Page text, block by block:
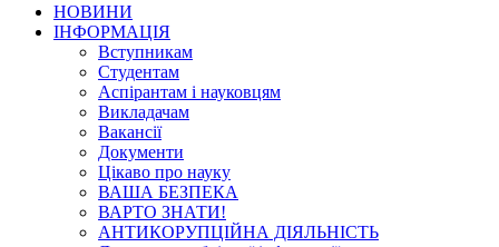
НОВИНИ
ІНФОРМАЦІЯ
Вступникам
Студентам
Аспірантам і науковцям
Викладачам
Вакансії
Документи
Цікаво про науку
ВАША БЕЗПЕКА
ВАРТО ЗНАТИ!
АНТИКОРУПЦІЙНА ДІЯЛЬНІСТЬ